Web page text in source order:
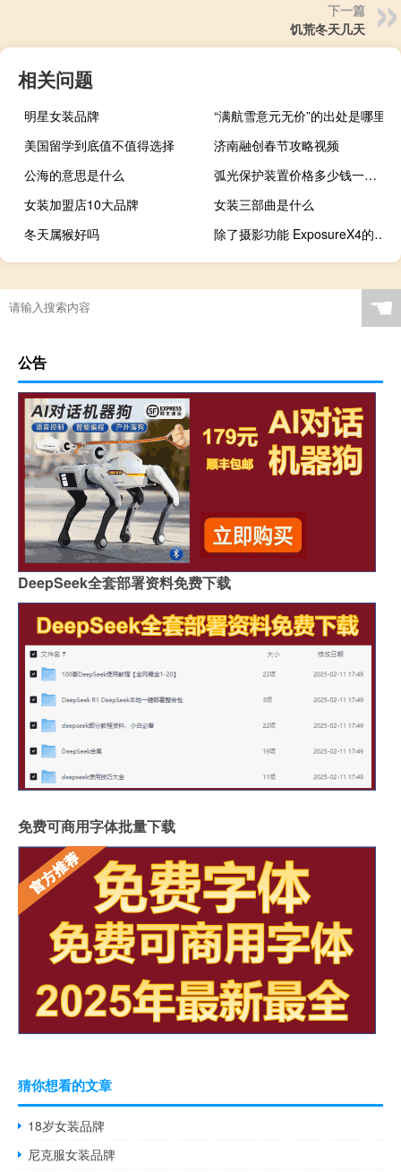
下一篇
饥荒冬天几天
相关问题
明星女装品牌
“满航雪意元无价”的出处是哪里
美国留学到底值不值得选择
济南融创春节攻略视频
公海的意思是什么
弧光保护装置价格多少钱一个（弧光保护装置）
女装加盟店10大品牌
女装三部曲是什么
冬天属猴好吗
除了摄影功能 ExposureX4的智能收藏还可以使用关键词
☚
公告
DeepSeek全套部署资料免费下载
免费可商用字体批量下载
猜你想看的文章
18岁女装品牌
尼克服女装品牌